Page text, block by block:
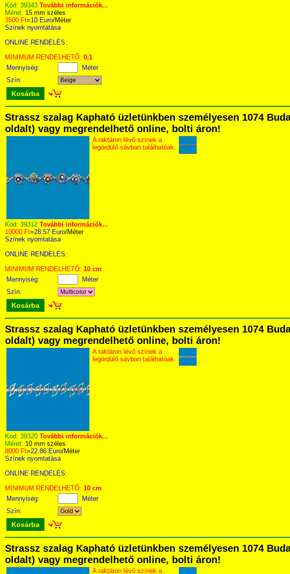
Kód: 39343 További információk...
Méret: 15 mm széles
3500 Ft=10 Euro/Méter
Színek nyomtatása
ONLINE RENDELÉS:
MINIMUM RENDELHETŐ: 0,1
Mennyiség:
Méter
Szín:
Kosárba
Strassz szalag Kapható üzletünkben személyesen 1074
oldalt) vagy megrendelhető online, bolti áron!
A raktáron lévő színek a
legördülő sávban találhatóak.
Kód: 39312 További információk...
10000 Ft=28.57 Euro/Méter
Színek nyomtatása
ONLINE RENDELÉS:
MINIMUM RENDELHETŐ: 10 cm
Mennyiség:
Méter
Szín:
Kosárba
Strassz szalag Kapható üzletünkben személyesen 1074
oldalt) vagy megrendelhető online, bolti áron!
A raktáron lévő színek a
legördülő sávban találhatóak.
Kód: 39320 További információk...
Méret: 10 mm széles
8000 Ft=22.86 Euro/Méter
Színek nyomtatása
ONLINE RENDELÉS:
MINIMUM RENDELHETŐ: 10 cm
Mennyiség:
Méter
Szín:
Kosárba
Strassz szalag Kapható üzletünkben személyesen 1074
oldalt) vagy megrendelhető online, bolti áron!
A raktáron lévő színek a